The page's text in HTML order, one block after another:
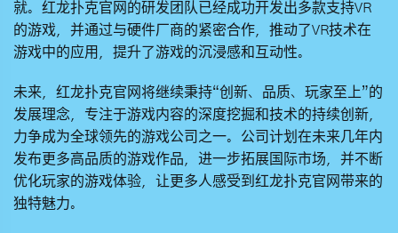
就。 红龙扑克官网 的研发团队已经成功开发出多款支持VR
的游戏，并通过与硬件厂商的紧密合作，推动了VR技术在
游戏中的应用，提升了游戏的沉浸感和互动性。
未来， 红龙扑克官网将继续秉持“创新、品质、玩家至上”的
发展理念，专注于游戏内容的深度挖掘和技术的持续创新，
力争成为全球领先的游戏公司之一。公司计划在未来几年内
发布更多高品质的游戏作品，进一步拓展国际市场，并不断
优化玩家的游戏体验，让更多人感受到 红龙扑克官网 带来的
独特魅力。